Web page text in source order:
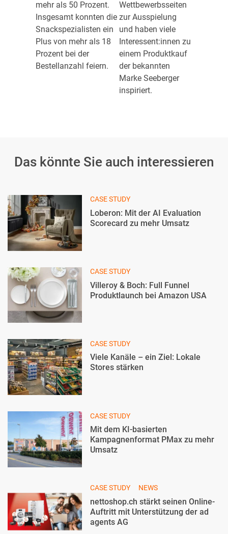
mehr als 50 Prozent.
Insgesamt konnten die
Snackspezialisten ein
Plus von mehr als 18
Prozent bei der
Bestellanzahl feiern.
Wettbewerbsseiten
zur Ausspielung
und haben viele
Interessent:innen zu
einem Produktkauf
der bekannten
Marke Seeberger
inspiriert.
Das könnte Sie auch interessieren
CASE STUDY
Loberon: Mit der AI Evaluation
Scorecard zu mehr Umsatz
CASE STUDY
Villeroy & Boch: Full Funnel
Produktlaunch bei Amazon USA
CASE STUDY
Viele Kanäle – ein Ziel: Lokale
Stores stärken
CASE STUDY
Mit dem KI-basierten
Kampagnenformat PMax zu mehr
Umsatz
CASE STUDY NEWS
nettoshop.ch stärkt seinen Online-
Auftritt mit Unterstützung der ad
agents AG